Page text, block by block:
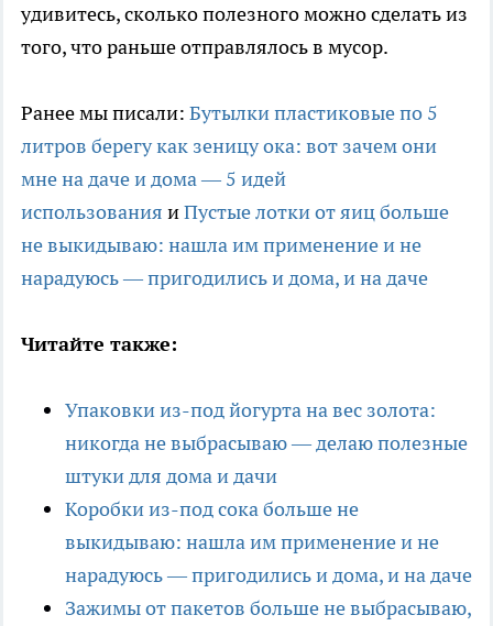
удивитесь, сколько полезного можно сделать из
того, что раньше отправлялось в мусор.
Ранее мы писали: Бутылки пластиковые по 5
литров берегу как зеницу ока: вот зачем они
мне на даче и дома — 5 идей
использования иПустые лотки от яиц больше
не выкидываю: нашла им применение и не
нарадуюсь — пригодились и дома, и на даче
Читайте также:
Упаковки из-под йогурта на вес золота:
никогда не выбрасываю — делаю полезные
штуки для дома и дачи
Коробки из-под сока больше не
выкидываю: нашла им применение и не
нарадуюсь — пригодились и дома, и на даче
Зажимы от пакетов больше не выбрасываю,